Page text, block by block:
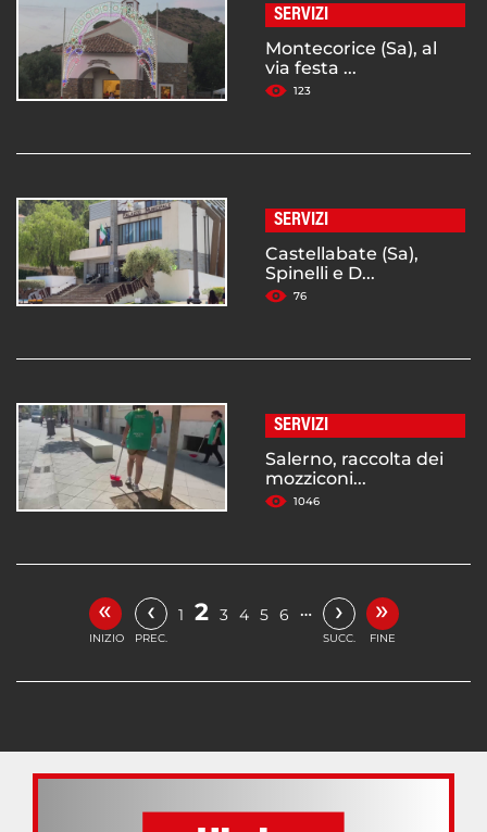
SERVIZI
Montecorice (Sa), al
via festa ...
123
SERVIZI
Castellabate (Sa),
Spinelli e D...
76
SERVIZI
Salerno, raccolta dei
mozziconi...
1046
«
INIZIO
‹
PREC.
1 2 3 4 5 6 … ›
SUCC.
»
FINE